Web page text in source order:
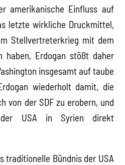
amerikanische Einfluss auf
letzte wirkliche Druckmittel,
Stellvertreterkrieg mit dem
haben, Erdogan stößt daher
insgesamt auf taube
wiederholt damit, die
von der SDF zu erobern, und
USA in Syrien direkt
traditionelle Bündnis der USA